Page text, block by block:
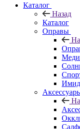
Каталог
Назад
Каталог
Оправы